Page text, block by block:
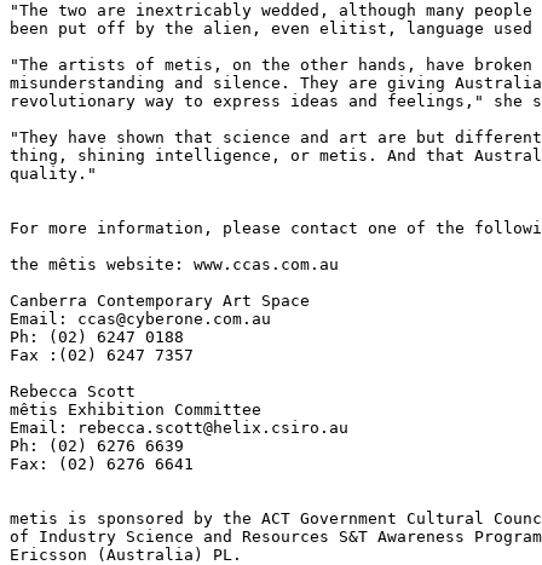
"The two are inextricably wedded, although many
been put off by the alien, even elitist, language used
"The artists of metis, on the other hands, have
misunderstanding and silence. They are giving
revolutionary way to express ideas and feelings," she
"They have shown that science and art are but
thing, shining intelligence, or metis. And that
quality."
For more information, please contact one of the
the mêtis website: www.ccas.com.au
Canberra Contemporary Art Space
Email: ccas@cyberone.com.au
Ph: (02) 6247 0188
Fax :(02) 6247 7357
Rebecca Scott
mêtis Exhibition Committee
Email: rebecca.scott@helix.csiro.au
Ph: (02) 6276 6639
Fax: (02) 6276 6641
metis is sponsored by the ACT Government Cultural
of Industry Science and Resources S&T Awareness
Ericsson (Australia) PL.